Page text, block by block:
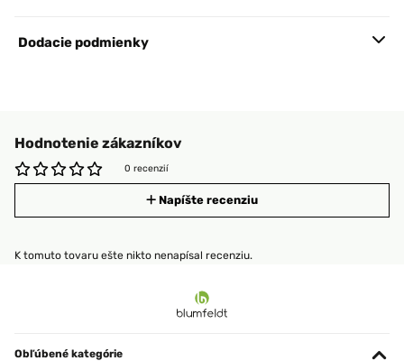
Dodacie podmienky
Hodnotenie zákazníkov
0 recenzií
Napíšte recenziu
K tomuto tovaru ešte nikto nenapísal recenziu.
Obľúbené kategórie